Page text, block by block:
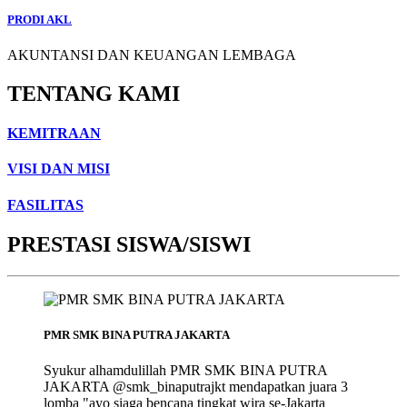
PRODI AKL
AKUNTANSI DAN KEUANGAN LEMBAGA
TENTANG KAMI
KEMITRAAN
VISI DAN MISI
FASILITAS
PRESTASI SISWA/SISWI
PMR SMK BINA PUTRA JAKARTA
Syukur alhamdulillah PMR SMK BINA PUTRA
JAKARTA @smk_binaputrajkt mendapatkan juara 3
lomba "ayo siaga bencana tingkat wira se-Jakarta